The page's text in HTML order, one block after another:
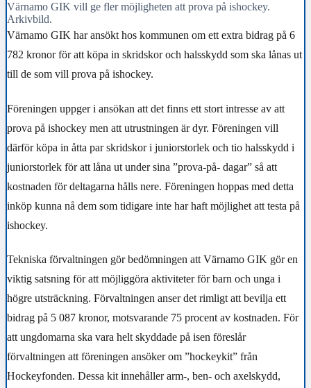
Värnamo GIK vill ge fler möjligheten att prova på ishockey.
Arkivbild.
Värnamo GIK har ansökt hos kommunen om ett extra bidrag på 6
782 kronor för att köpa in skridskor och halsskydd som ska lånas ut
till de som vill prova på ishockey.
Föreningen uppger i ansökan att det finns ett stort intresse av att
prova på ishockey men att utrustningen är dyr. Föreningen vill
därför köpa in åtta par skridskor i juniorstorlek och tio halsskydd i
juniorstorlek för att låna ut under sina ”prova-på- dagar” så att
kostnaden för deltagarna hålls nere. Föreningen hoppas med detta
inköp kunna nå dem som tidigare inte har haft möjlighet att testa på
ishockey.
Tekniska förvaltningen gör bedömningen att Värnamo GIK gör en
viktig satsning för att möjliggöra aktiviteter för barn och unga i
högre utsträckning. Förvaltningen anser det rimligt att bevilja ett
bidrag på 5 087 kronor, motsvarande 75 procent av kostnaden. För
att ungdomarna ska vara helt skyddade på isen föreslår
förvaltningen att föreningen ansöker om ”hockeykit” från
Hockeyfonden. Dessa kit innehåller arm-, ben- och axelskydd,